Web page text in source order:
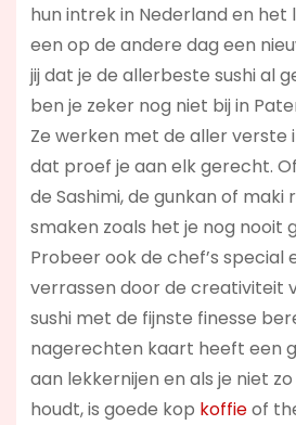
hun intrek in Nederland en het
een op de andere dag een
jij dat je de allerbeste sushi al
ben je zeker nog niet bij in
Ze werken met de aller verste
dat proef je aan elk gerecht.
de Sashimi, de gunkan of maki
smaken zoals het je nog nooit
Probeer ook de chef’s special
verrassen door de creativiteit
sushi met de fijnste finesse
nagerechten kaart heeft een
aan lekkernijen en als je niet
houdt, is goede kop koffieof